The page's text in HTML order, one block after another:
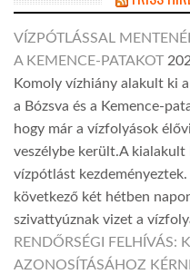
VÍZPÓTLÁSSAL
A KEMENCE-PATAKOT
Komoly vízhiány alakult ki
a Bózsva és a Kemence-
hogy már a vízfolyások
veszélybe került.A
vízpótlást
következő két hétben
szivattyúznak vizet a
RENDŐRSÉGI FELHÍVÁS:
AZONOSÍTÁSÁHOZ